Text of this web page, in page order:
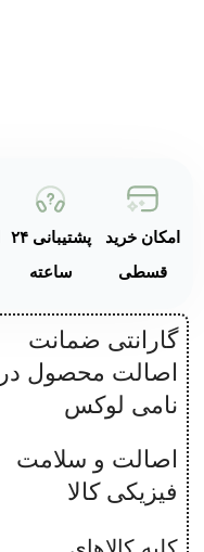
امکان خرید
قسطی
پشتیبانی ۲۴
ساعته
گارانتی ضمانت
اصالت محصول در
نامی لوکس
اصالت و سلامت
فیزیکی کالا